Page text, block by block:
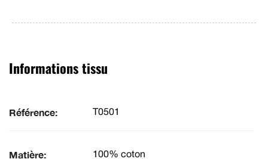
Informations tissu
Référence: T0501
Matière: 100% coton